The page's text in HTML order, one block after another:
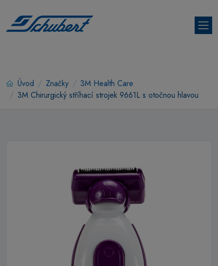
Úvod Značky
3M Health Care
3M Chirurgický stříhací strojek 9661L s otočnou hlavou